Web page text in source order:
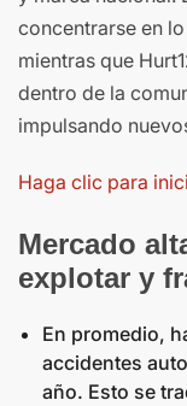
concentrarse en
mientras que
dentro de la
impulsando
Haga clic para
Mercado
explotar y
En promedio,
accidentes
año. Esto se